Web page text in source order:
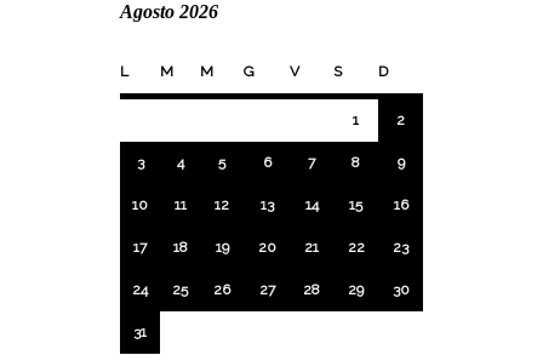
Agosto 2026
L M M G V S D
1 2
3 4 5 6 7 8 9
10 11 12 13 14 15 16
17 18 19 20 21 22 23
24 25 26 27 28 29 30
31